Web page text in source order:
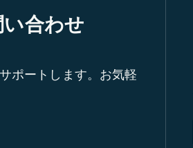
合わせ
ポートします。お気軽